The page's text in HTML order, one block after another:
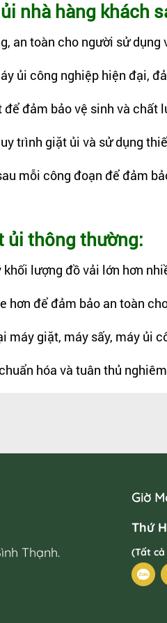
nhà hàng khách
an toàn cho người sử
ủi công nghiệp hiện đại,
đảm bảo vệ sinh và chất
trình giặt ủi và sử dụng
mỗi công đoạn để đảm
ủi thông thường:
lượng đồ vải lớn hơn
hơn để đảm bảo an toàn
máy giặt, máy sấy, máy ủi
hóa và tuân thủ
Thạnh.
Giờ
Thứ
(Tất